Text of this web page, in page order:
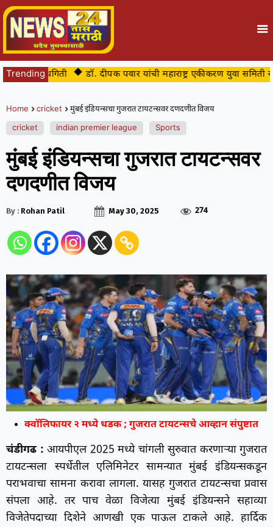
Trending
स्थगिती डॉ. दीपक पवार यांची महाराष्ट्र एकीकरण युवा समिती
Home cricket
मुंबई इंडियन्सचा गुजरात टायटन्सवर दणदणीत विजय
cricket
indian premier league Sports
मुंबई इंडियन्सचा गुजरात टायटन्सवर
दणदणीत विजय
By : Rohan Patil May 30, 2025 274
क्वॉलिफायर २ मध्ये धडक ; गुजरात टायटन्सचे आव्हान संपुष्टात
चंडीगढ : आयपीएल 2025 मध्ये चांगली सुरुवात करणाऱ्या गुजरात
टायटन्सला स्पर्धेतील एलिमिनेटर सामन्यात मुंबई इंडियन्सकडून
पराभवाचा सामना करावा लागला. यासह गुजरात टायटन्सचा प्रवास
संपला आहे. तर पाच वेळा विजेत्या मुंबई इंडियन्सने सहाव्या
विजेतेपदाच्या दिशेने आणखी एक पाऊल टाकले आहे. हार्दिक